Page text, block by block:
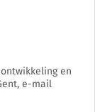
en
e-mail